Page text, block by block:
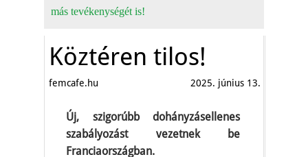
más tevékenységét is!
Köztéren tilos!
femcafe.hu 2025. június 13.
Új, szigorúbb dohányzásellenes
szabályozást vezetnek be
Franciaországban.